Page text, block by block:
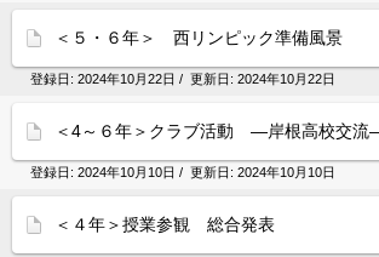
＜５・６年＞ 西リンピック準備風景
登録日: 2024年10月22日 / 更新日: 2024年10月22日
＜4～６年＞クラブ活動 ―岸根高校交
登録日: 2024年10月10日 / 更新日: 2024年10月10日
＜４年＞授業参観 総合発表